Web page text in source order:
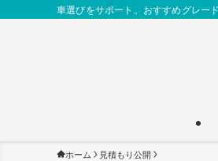
車選びをサポート。おすすめグレー
ホーム 見積もり公開